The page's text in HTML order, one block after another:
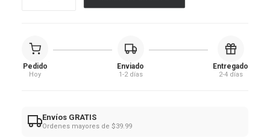
Pedido
Hoy
Enviado
1-2 días
Entregado
2-4 días
Envíos GRATIS
Ordenes mayores de $39.99